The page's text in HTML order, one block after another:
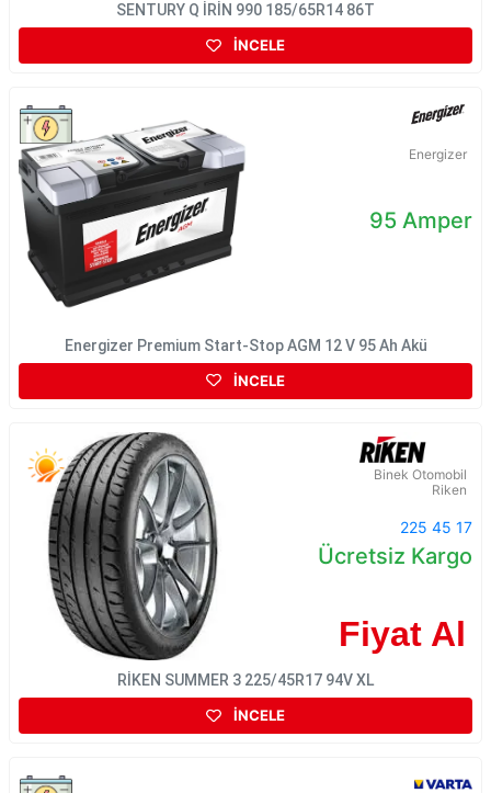
SENTURY Q İRİN 990 185/65R14 86T
İNCELE
Energizer
95 Amper
Energizer Premium Start-Stop AGM 12 V 95 Ah Akü
İNCELE
Binek Otomobil
Riken
225 45 17
Ücretsiz Kargo
Fiyat Al
RİKEN SUMMER 3 225/45R17 94V XL
İNCELE